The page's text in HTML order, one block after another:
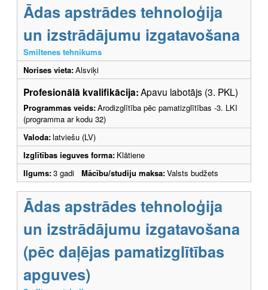
Ādas apstrādes tehnoloģija
un izstrādājumu izgatavošana
Smiltenes tehnikums
Norises vieta:Alsviķi
Profesionālā kvalifikācija:Apavu labotājs (3. PKL)
Programmas veids:Arodizglītība pēc pamatizglītības -3. LKI
(programma ar kodu 32)
Valoda:latviešu (LV)
Izglītības ieguves forma: Klātiene
Ilgums:3 gadi Mācību/studiju maksa:Valsts budžets
Ādas apstrādes tehnoloģija
un izstrādājumu izgatavošana
(pēc daļējas pamatizglītības
apguves)